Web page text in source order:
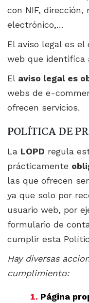
con NIF, dirección,
electrónico,…
El aviso legal es
web que identifica
El aviso legal es
webs de e-
ofrecen servicios.
POLÍTICA DE
La LOPD regula
prácticamente
las que ofrecen
ya que solo por
usuario web, por
formulario de
cumplir esta
Hay diversas
cumplimiento:
Página